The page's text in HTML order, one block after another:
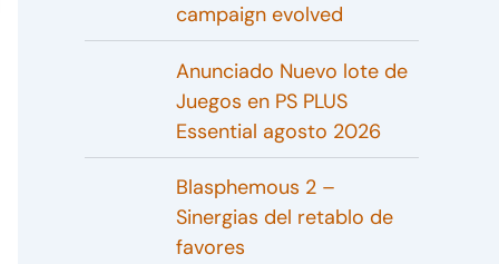
campaign evolved
Anunciado Nuevo lote de
Juegos en PS PLUS
Essential agosto 2026
Blasphemous 2 –
Sinergias del retablo de
favores